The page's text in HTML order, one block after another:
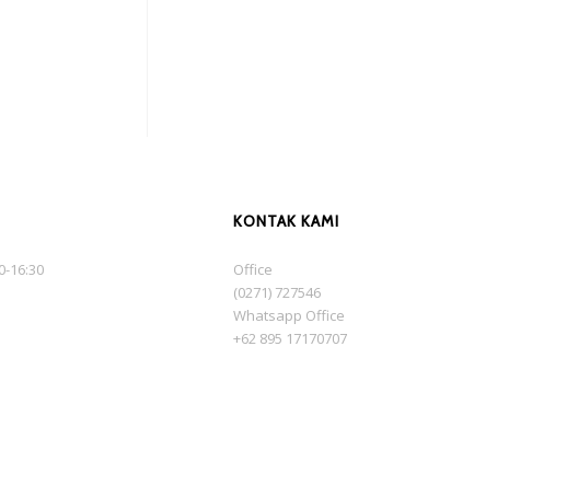
16:30
KONTAK KAMI
Office
(0271) 727546
Whatsapp Office
+62 895 17170707